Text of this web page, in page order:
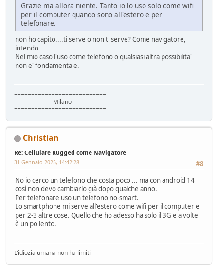
Grazie ma allora niente. Tanto io lo uso solo come wifi
per il computer quando sono all'estero e per
telefonare.
non ho capito....ti serve o non ti serve? Come navigatore,
intendo.
Nel mio caso l'uso come telefono o qualsiasi altra possibilita'
non e' fondamentale.
===========================
== Milano ==
===========================
Christian
Re: Cellulare Rugged come Navigatore
#8
31 Gennaio 2025, 14:42:28
No io cerco un telefono che costa poco ... ma con android 14
così non devo cambiarlo già dopo qualche anno.
Per telefonare uso un telefono no-smart.
Lo smartphone mi serve all'estero come wifi per il computer e
per 2-3 altre cose. Quello che ho adesso ha solo il 3G e a volte
è un po lento.
L'idiozia umana non ha limiti